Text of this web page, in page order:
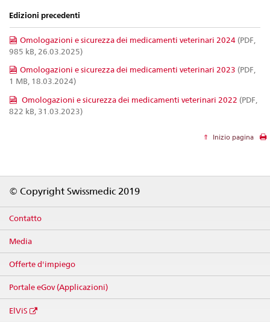
Edizioni precedenti
Omologazioni e sicurezza dei medicamenti veterinari 2024 (PDF,
985 kB, 26.03.2025)
Omologazioni e sicurezza dei medicamenti veterinari 2023 (PDF,
1 MB, 18.03.2024)
Omologazioni e sicurezza dei medicamenti veterinari 2022 (PDF,
822 kB, 31.03.2023)
Inizio pagina
© Copyright Swissmedic 2019
Contatto
Media
Offerte d'impiego
Portale eGov (Applicazioni)
ElViS